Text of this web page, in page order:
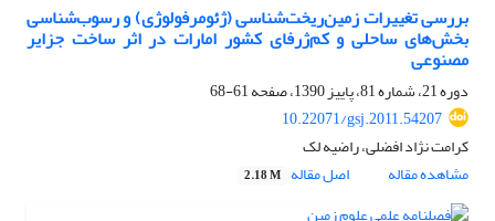
بررسی تغییرات زمین‌ریخت‌شناسی (ژئومرفولوژی) و رسوب‌شناسی
بخش‌های ساحلی و کم‌ژرفای کشور امارات در اثر ساخت جزایر
مصنوعی
دوره 21، شماره 81، پاییز 1390، صفحه
61-68
10.22071/gsj.2011.54207
کرامت نژاد افضلی، راضیه لک
مشاهده مقاله
اصل مقاله 2.18 M